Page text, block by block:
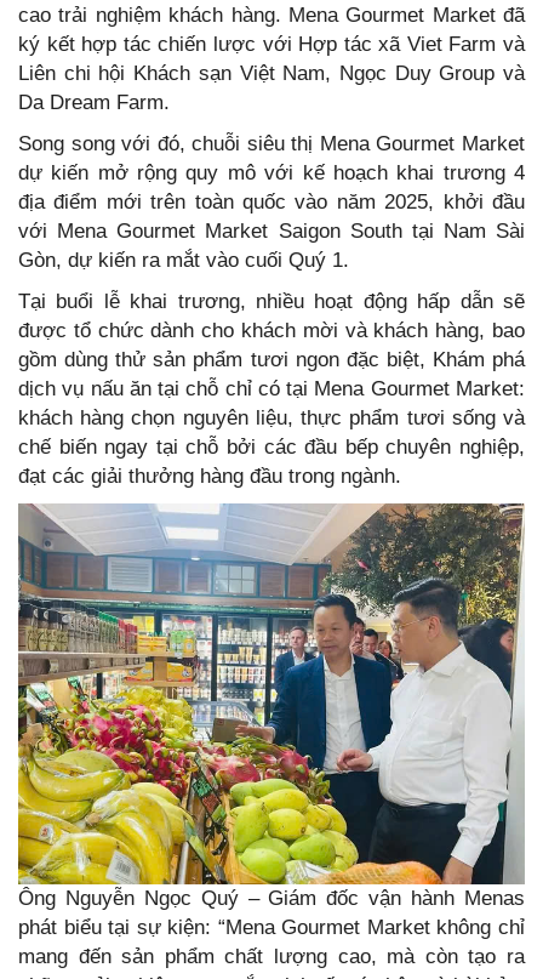
cao trải nghiệm khách hàng. Mena Gourmet Market đã
ký kết hợp tác chiến lược với Hợp tác xã Viet Farm và
Liên chi hội Khách sạn Việt Nam, Ngọc Duy Group và
Da Dream Farm.
Song song với đó, chuỗi siêu thị Mena Gourmet Market
dự kiến mở rộng quy mô với kế hoạch khai trương 4
địa điểm mới trên toàn quốc vào năm 2025, khởi đầu
với Mena Gourmet Market Saigon South tại Nam Sài
Gòn, dự kiến ra mắt vào cuối Quý 1.
Tại buổi lễ khai trương, nhiều hoạt động hấp dẫn sẽ
được tổ chức dành cho khách mời và khách hàng, bao
gồm dùng thử sản phẩm tươi ngon đặc biệt, Khám phá
dịch vụ nấu ăn tại chỗ chỉ có tại Mena Gourmet Market:
khách hàng chọn nguyên liệu, thực phẩm tươi sống và
chế biến ngay tại chỗ bởi các đầu bếp chuyên nghiệp,
đạt các giải thưởng hàng đầu trong ngành.
Ông Nguyễn Ngọc Quý – Giám đốc vận hành Menas
phát biểu tại sự kiện: “Mena Gourmet Market không chỉ
mang đến sản phẩm chất lượng cao, mà còn tạo ra